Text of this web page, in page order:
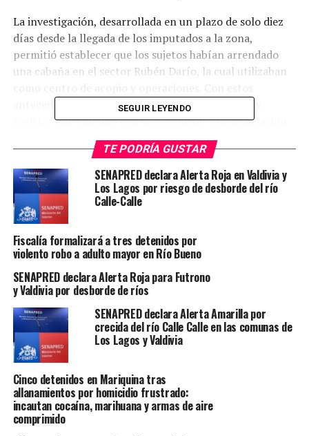
La investigación, desarrollada en un plazo de solo diez
días desde la llegada de los imputados a la zona,
permitió establecer que los sujetos habían arrendado
una cabaña en el sector Rubén Darío, la cual utilizaban
antecedentes, se gestionó una orden de entrada y
registro que culminó con su detención y la incautación
de diversas drogas y elementos asociados al ilícito.
Durante las diligencias se confirmó que uno de los
detenidos mantenía una orden de detención vigente del
Juzgado de Garantía de Viña del Mar por los delitos de
asociación criminal, tráfico ilícito de drogas, homicidio,
lavado de activos e infracción a la Ley de Armas. El
individuo estaría vinculado directamente a una célula
Región de Valparaíso.
En el operativo se incautaron más de 500 dosis de
sustancias ilícitas, entre clorhidrato de cocaína,
cannabis y cocaína base, con un avalúo superior a los 5
millones de pesos.
Los tres imputados, de 23, 25 y 30 años, fueron puestos
a disposición del Juzgado de Garantía de Valdivia para su
respectivo control de detención
SEGUIR LEYENDO
TE PODRÍA GUSTAR
SENAPRED declara Alerta Roja en Valdivia y
Los Lagos por riesgo de desborde del río
Calle-Calle
Fiscalía formalizará a tres detenidos por
violento robo a adulto mayor en Río Bueno
SENAPRED declara Alerta Roja para Futrono
y Valdivia por desborde de ríos
SENAPRED declara Alerta Amarilla por
crecida del río Calle Calle en las comunas de
Los Lagos y Valdivia
Cinco detenidos en Mariquina tras
allanamientos por homicidio frustrado:
incautan cocaína, marihuana y armas de aire
comprimido